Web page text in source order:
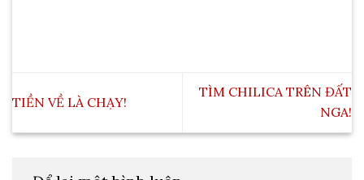
TIỀN VỀ LÀ CHẠY!
TÌM CHILICA TRÊN ĐẤT
NGA!